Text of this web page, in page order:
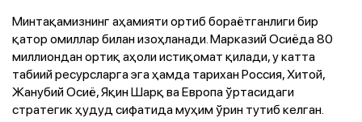
Минтақамизнинг аҳамияти ортиб бораётганлиги бир
қатор омиллар билан изоҳланади. Марказий Осиёда 80
миллиондан ортиқ аҳоли истиқомат қилади, у катта
табиий ресурсларга эга ҳамда тарихан Россия, Хитой,
Жанубий Осиё, Яқин Шарқ ва Европа ўртасидаги
стратегик ҳудуд сифатида муҳим ўрин тутиб келган.